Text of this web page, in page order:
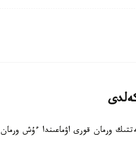
مەملەكەتتىك ورمان قورى اۋماعىندا ءۇش ورمان